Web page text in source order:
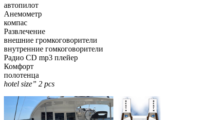
автопилот
Анемометр
компас
Развлечение
внешние громкоговорители
внутренние гомкоговорители
Радио CD mp3 плейер
Комфорт
полотенца
hotel size” 2 pcs